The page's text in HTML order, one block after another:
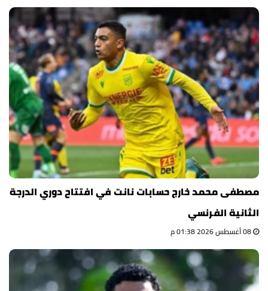
مصطفى محمد خارج حسابات نانت في افتتاح دوري الدرجة
الثانية الفرنسي